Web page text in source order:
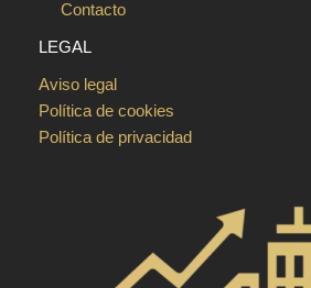
Contacto
LEGAL
Aviso legal
Política de cookies
Política de privacidad